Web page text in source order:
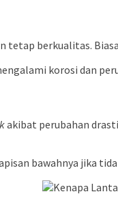
tetap berkualitas.
korosi dan
akibat perubahan
bawahnya jika